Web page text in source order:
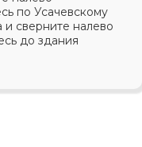
по Усачевскому
и сверните налево
до здания